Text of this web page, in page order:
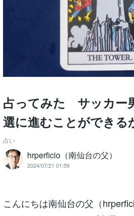
占ってみた サッカー
選に進むことができる
占い
hrperficio（南仙台の父）
2024/07/21 01:59
こんにちは南仙台の父（